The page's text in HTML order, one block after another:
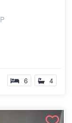
6 4